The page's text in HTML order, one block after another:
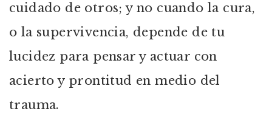
cuidado de otros; y no cuando la cura,
o la supervivencia, depende de tu
lucidez para pensar y actuar con
acierto y prontitud en medio del
trauma.